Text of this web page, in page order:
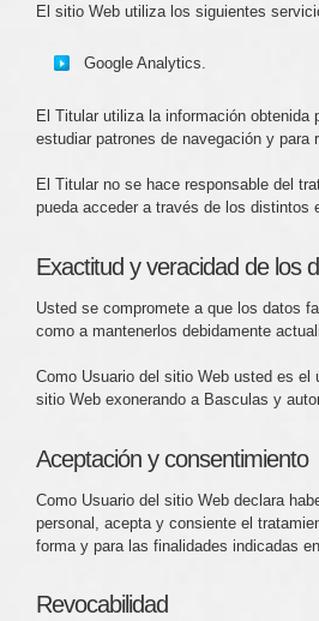
El sitio Web utiliza los siguientes
Google Analytics.
El Titular utiliza la información
estudiar patrones de navegación y para
El Titular no se hace responsable del
pueda acceder a través de los distintos
Exactitud y veracidad de los
Usted se compromete a que los datos
como a mantenerlos debidamente
Como Usuario del sitio Web usted es
sitio Web exonerando a Basculas y
Aceptación y consentimiento
Como Usuario del sitio Web declara
personal, acepta y consiente el
forma y para las finalidades indicadas
Revocabilidad